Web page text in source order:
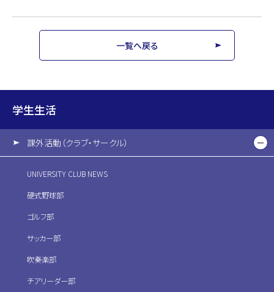
一覧へ戻る
学生生活
課外活動（クラブ・サークル）
UNIVERSITY CLUB NEWS
硬式野球部
ゴルフ部
サッカー部
吹奏楽部
チアリーダー部